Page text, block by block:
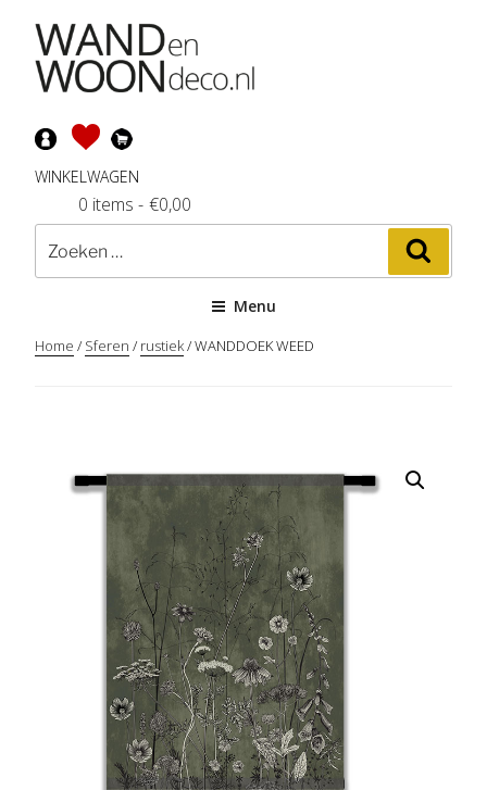
inhoud
WINKELWAGEN
- €0,00
0 items
Zoeken
naar:
Menu
Home / Sferen / rustiek/ WANDDOEK WEED